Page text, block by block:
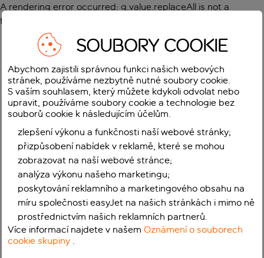
A rendering error occurred: g.value.replaceAll is not a
function
SOUBORY COOKIE
Abychom zajistili správnou funkci našich webových
stránek, používáme nezbytně nutné soubory cookie.
S vaším souhlasem, který můžete kdykoli odvolat nebo
upravit, používáme soubory cookie a technologie bez
souborů cookie k následujícím účelům.
zlepšení výkonu a funkčnosti naší webové stránky;
přizpůsobení nabídek v reklamě, které se mohou
zobrazovat na naší webové stránce;
analýza výkonu našeho marketingu;
poskytování reklamního a marketingového obsahu na
míru společnosti easyJet na našich stránkách i mimo ně
prostřednictvím našich reklamních partnerů.
Více informací najdete v našemOznámení o souborech
cookie skupiny .